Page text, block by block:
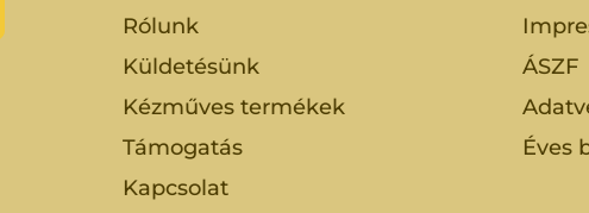
Rólunk
Küldetésünk
Kézműves termékek
Támogatás
Kapcsolat
ÁSZF
Éves